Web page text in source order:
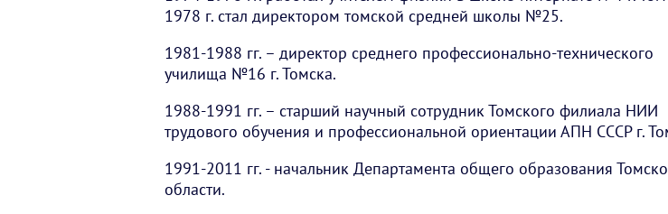
1978 г. стал директором томской средней школы №25.
1981-1988 гг. – директор среднего профессионально-технического
училища №16 г. Томска.
1988-1991 гг. – старший научный сотрудник Томского филиала НИИ
трудового обучения и профессиональной ориентации АПН СССР г.
1991-2011 гг. - начальник Департамента общего образования
области.